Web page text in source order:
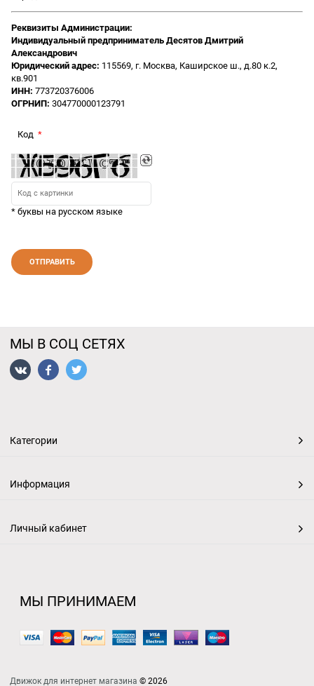
Реквизиты Администрации:
Индивидуальный предприниматель Десятов Дмитрий
Александрович
Юридический адрес: 115569, г. Москва, Каширское ш., д.80 к.2,
кв.901
ИНН: 773720376006
ОГРНИП: 304770000123791
Код
* буквы на русском языке
МЫ В СОЦ СЕТЯХ
Категории
Информация
Личный кабинет
МЫ ПРИНИМАЕМ
Движок для интернет магазина © 2026